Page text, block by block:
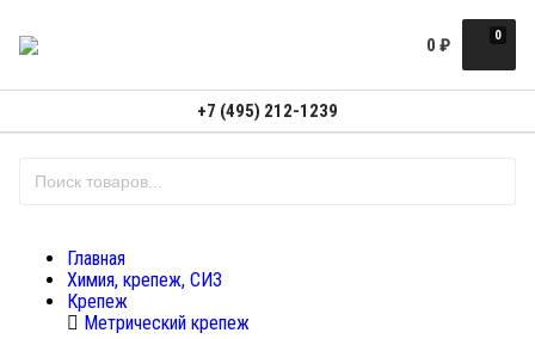
0
0 ₽
+7 (495) 212-1239
Главная
Химия, крепеж, СИЗ
Крепеж
Метрический крепеж